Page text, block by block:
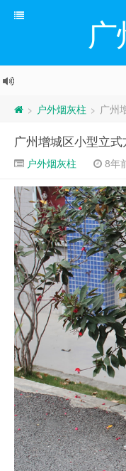
广
> 户外烟灰柱 > 广州
广州增城区小型立
户外烟灰柱 8年